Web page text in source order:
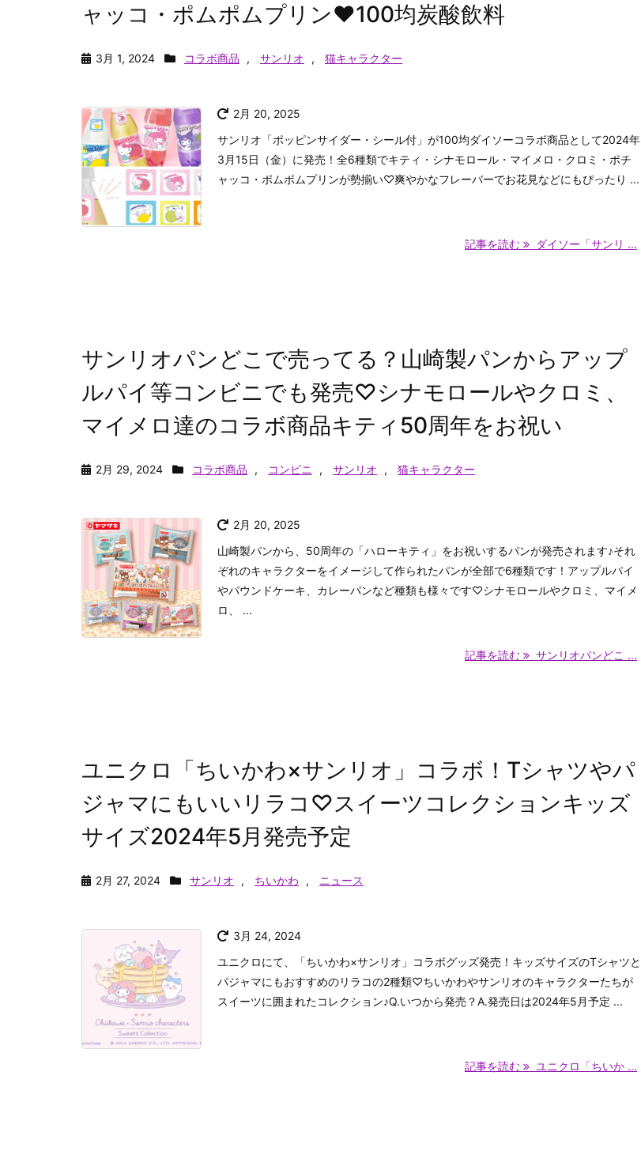
ャッコ・ポムポムプリン♥100均炭酸飲料
3月 1, 2024 コラボ商品 , サンリオ , 猫キャラクター
2月 20, 2025
サンリオ「ポッピンサイダー・シール付」が100均ダイソーコラボ商品として2024年
3月15日（金）に発売！全6種類でキティ・シナモロール・マイメロ・クロミ・ポチ
ャッコ・ポムポムプリンが勢揃い♡爽やかなフレーバーでお花見などにもぴったり ...
記事を読む ダイソー「サンリ ...
サンリオパンどこで売ってる？山崎製パンからアップ
ルパイ等コンビニでも発売♡シナモロールやクロミ、
マイメロ達のコラボ商品キティ50周年をお祝い
2月 29, 2024 コラボ商品 , コンビニ , サンリオ , 猫キャラクター
2月 20, 2025
山崎製パンから、50周年の「ハローキティ」をお祝いするパンが発売されます♪それ
ぞれのキャラクターをイメージして作られたパンが全部で6種類です！アップルパイ
やパウンドケーキ、カレーパンなど種類も様々です♡シナモロールやクロミ、マイメ
ロ、 ...
記事を読む サンリオパンどこ ...
ユニクロ「ちいかわ×サンリオ」コラボ！Tシャツやパ
ジャマにもいいリラコ♡スイーツコレクションキッズ
サイズ2024年5月発売予定
2月 27, 2024 サンリオ , ちいかわ , ニュース
3月 24, 2024
ユニクロにて、「ちいかわ×サンリオ」コラボグッズ発売！キッズサイズのTシャツと
パジャマにもおすすめのリラコの2種類♡ちいかわやサンリオのキャラクターたちが
スイーツに囲まれたコレクション♪Q.いつから発売？A.発売日は2024年5月予定 ...
記事を読む ユニクロ「ちいか ...